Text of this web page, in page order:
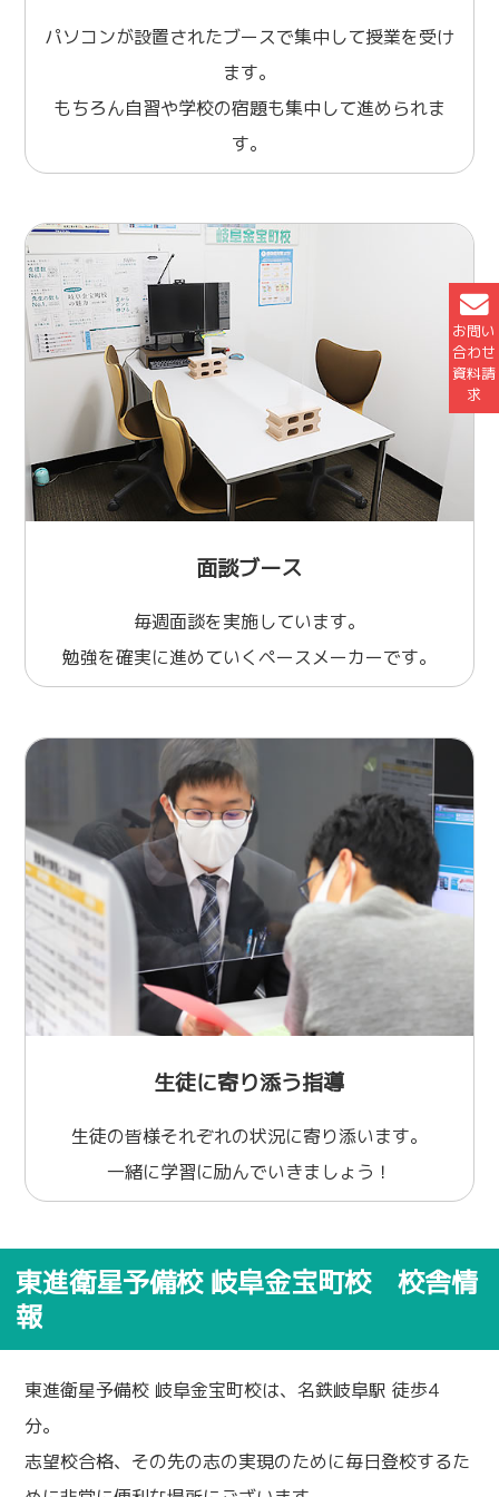
お問い
合わせ
資料請
求
パソコンが設置されたブースで集中して授業を受け
ます。
もちろん自習や学校の宿題も集中して進められま
す。
面談ブース
毎週面談を実施しています。
勉強を確実に進めていくペースメーカーです。
生徒に寄り添う指導
生徒の皆様それぞれの状況に寄り添います。
一緒に学習に励んでいきましょう！
東進衛星予備校 岐阜金宝町校 校舎情
報
東進衛星予備校 岐阜金宝町校は、名鉄岐阜駅 徒歩4
分。
志望校合格、その先の志の実現のために毎日登校するた